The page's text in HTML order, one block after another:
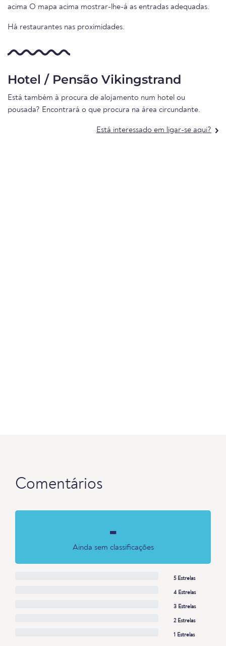
acima O mapa acima mostrar-lhe-á as entradas adequadas.
Há restaurantes nas proximidades.
Hotel / Pensão Vikingstrand
Está também à procura de alojamento num hotel ou
pousada? Encontrará o que procura na área circundante.
Está interessado em ligar-se aqui?
Comentários
-
Ainda sem classificações
5 Estrelas
4 Estrelas
3 Estrelas
2 Estrelas
1 Estrelas